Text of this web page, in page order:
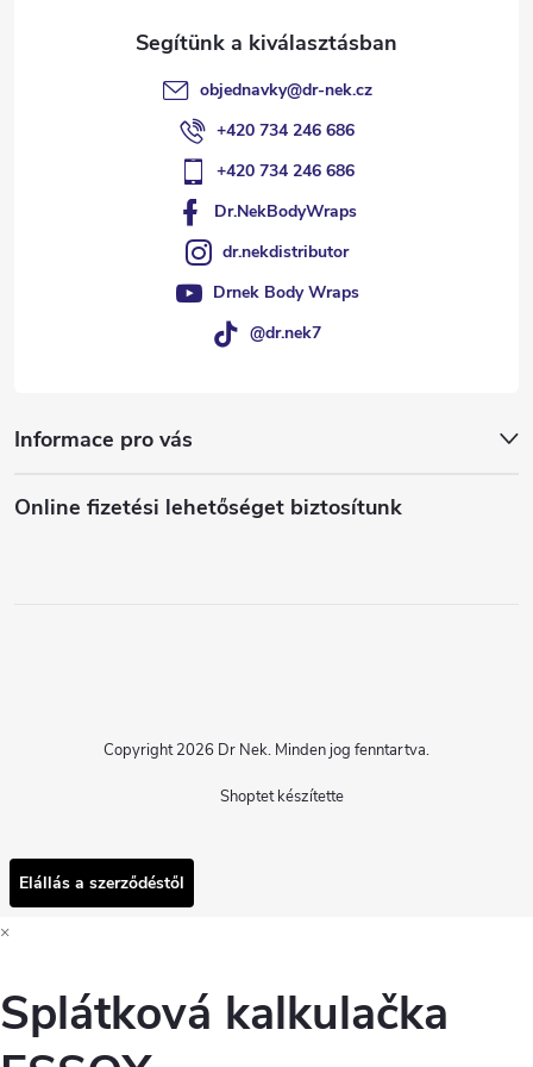
objednavky@dr-nek.cz
+420 734 246 686
+420 734 246 686
Dr.NekBodyWraps
dr.nekdistributor
Drnek Body Wraps
@dr.nek7
Informace pro vás
Online fizetési lehetőséget biztosítunk
Shoptet készítette
Copyright 2026 Dr Nek. Minden jog fenntartva.
Elállás a szerződéstől
×
Splátková kalkulačka